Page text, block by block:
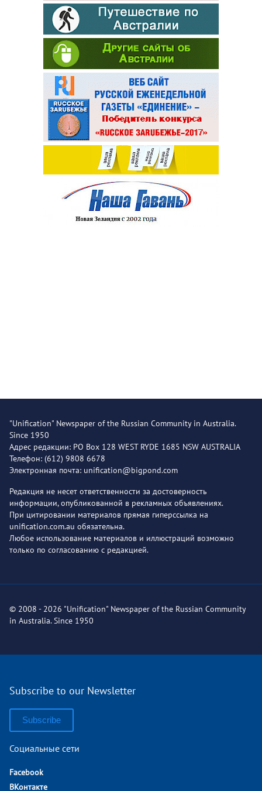
"Unification" Newspaper of the Russian Community in Australia.
Since 1950
Адрес редакции: PO Box 128 WEST RYDE 1685 NSW AUSTRALIA
Телефон: (612) 9808 6678
Электронная почта: unification@bigpond.com
Редакция не несет ответственности за достоверность
информации, опубликованной в рекламных объявлениях.
При цитировании материалов прямая гиперссылка на
unification.com.au обязательна.
Любое использование материалов и иллюстраций возможно
только по согласованию с редакцией.
© 2008 - 2026 "Unification" Newspaper of the Russian Community
in Australia. Since 1950
Subscribe to our Newsletter
Subscribe
Социальные сети
Facebook
ВКонтакте